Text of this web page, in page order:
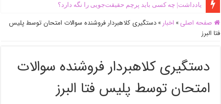
یادداشت| ‌چه کسی باید پرچم حقیقت‌جویی را نگه دارد؟
صفحه اصلی » اخبار » دستگیری کلاهبردار فروشنده سوالات امتحان توسط پلیس
فتا البرز
دستگیری کلاهبردار فروشنده سوالات
امتحان توسط پلیس فتا البرز